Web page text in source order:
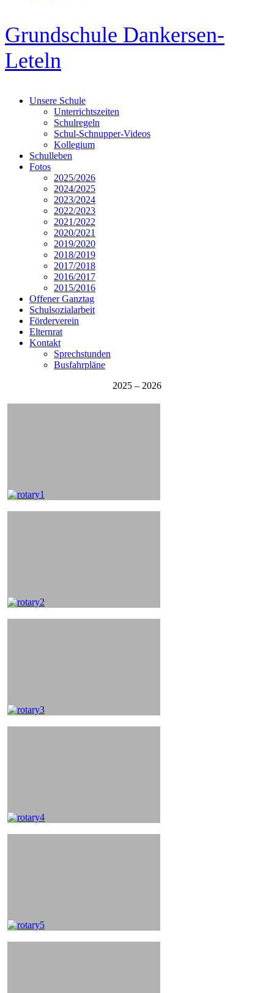
Grundschule Dankersen-
Leteln
Unsere Schule
Unterrichtszeiten
Schulregeln
Schul-Schnupper-Videos
Kollegium
Schulleben
Fotos
2025/2026
2024/2025
2023/2024
2022/2023
2021/2022
2020/2021
2019/2020
2018/2019
2017/2018
2016/2017
2015/2016
Offener Ganztag
Schulsozialarbeit
Förderverein
Elternrat
Kontakt
Sprechstunden
Busfahrpläne
2025 – 2026